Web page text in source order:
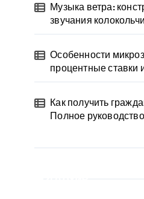
Музыка ветра:
звучания
Особенности
процентные
Как получить
Полное руководство